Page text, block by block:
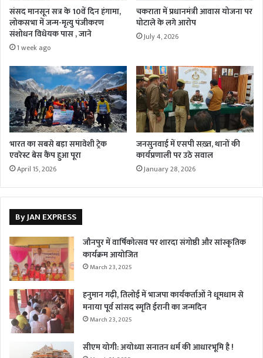
संसद मानसून सत्र के 10वें दिन हंगामा,
लोकसभा में जन्म-मृत्यु पंजीकरण
संशोधन विधेयक पास , जाने
1 week ago
चकराता में प्रधानमंत्री आवास योजना पर
घोटाले के लगे आरोप
July 4, 2026
भारत का सबसे बड़ा समावेशी ट्रेक
एवरेस्ट बेस कैंप हुआ पूरा
April 15, 2026
जनसुनवाई में एसपी सख़्त, थानों की
कार्यप्रणाली पर उठे सवाल
January 28, 2026
By JAN EXPRESS
जौनपुर में वार्षिकोत्सव पर शारदा संगोष्ठी और सांस्कृतिक
कार्यक्रम आयोजित
March 23, 2025
हनुमान गढ़ी, तिलोई में भाजपा कार्यकर्ताओं ने धूमधाम से
मनाया पूर्व सांसद स्मृति ईरानी का जन्मदिन
March 23, 2025
सीएम योगी: अयोध्या सनातन धर्म की आधारभूमि है !